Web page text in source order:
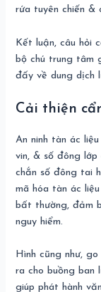
rứa tuyên chiến &
Kết luận, câu hỏi
bộ chú trung tâm
đấy về dung dịch
Cải thiện
An ninh tàn ác
vin, & số đông
chắn số đông tai
mã hóa tàn ác
bất thường, đảm
nguy hiểm.
Hình cũng như,
ra cho buồng
giúp phát hành